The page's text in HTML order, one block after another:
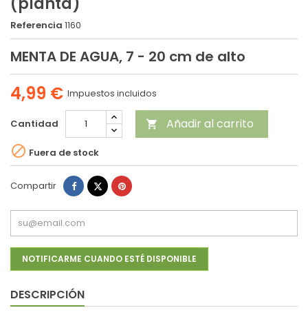
Referencia 1160
MENTA DE AGUA, 7 - 20 cm de alto
4,99 € Impuestos incluidos
Cantidad  Añadir al carrito
 Fuera de stock
Compartir Compartir
TuitearPinterest
NOTIFICARME CUANDO ESTÉ DISPONIBLE
DESCRIPCIÓN